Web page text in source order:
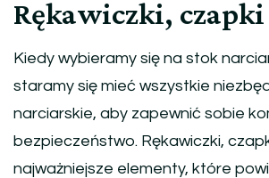
Rękawiczki,
Kiedy wybieramy się na stok
staramy się mieć wszystkie
narciarskie, aby zapewnić sobie
bezpieczeństwo. Rękawiczki,
najważniejsze elementy, które